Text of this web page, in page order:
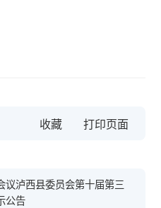
收藏
议泸西县委员会第十届第三
公告